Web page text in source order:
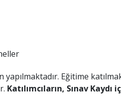
Eğitime
Katılımcıların, Sınav